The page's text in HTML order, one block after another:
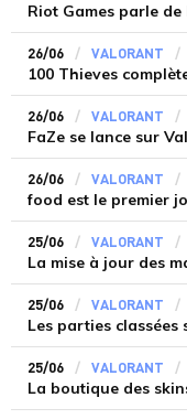
Riot Games parle
26/06 VALORANT
100 Thieves
26/06 VALORANT
26/06 VALORANT
food est le premier
25/06 VALORANT
La mise à jour des
25/06 VALORANT
Les parties
25/06 VALORANT
La boutique des